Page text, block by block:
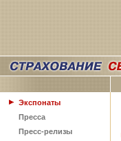
Экспонаты
Пресса
Пресс-релизы